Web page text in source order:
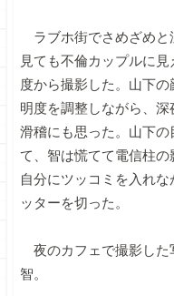
ラブホ街でさめざめと
見ても不倫カップルに
度から撮影した。山下
明度を調整しながら、
滑稽にも思った。山下
て、智は慌てて電信柱
自分にツッコミを入れ
ッターを切った。
夜のカフェで撮影した
智。